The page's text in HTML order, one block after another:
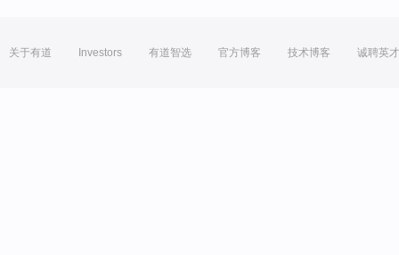
关于有道 Investors 有道智选 官方博客 技术博客 诚聘英才